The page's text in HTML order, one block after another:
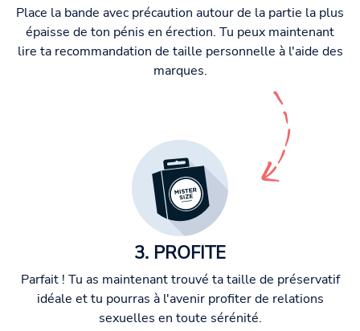
Place la bande avec précaution autour de la partie la plus
épaisse de ton pénis en érection. Tu peux maintenant
lire ta recommandation de taille personnelle à l'aide des
marques.
3. PROFITE
Parfait ! Tu as maintenant trouvé ta taille de préservatif
idéale et tu pourras à l'avenir profiter de relations
sexuelles en toute sérénité.